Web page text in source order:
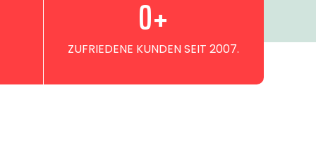
ZUFRIEDENE KUNDEN SEIT 2007.
0+